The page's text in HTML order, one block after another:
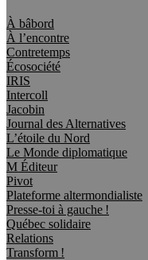
À bâbord
À l’encontre
Contretemps
Écosociété
IRIS
Intercoll
Jacobin
Journal des Alternatives
L’étoile du Nord
Le Monde diplomatique
M Éditeur
Pivot
Plateforme altermondialiste
Presse-toi à gauche !
Québec solidaire
Relations
Transform !